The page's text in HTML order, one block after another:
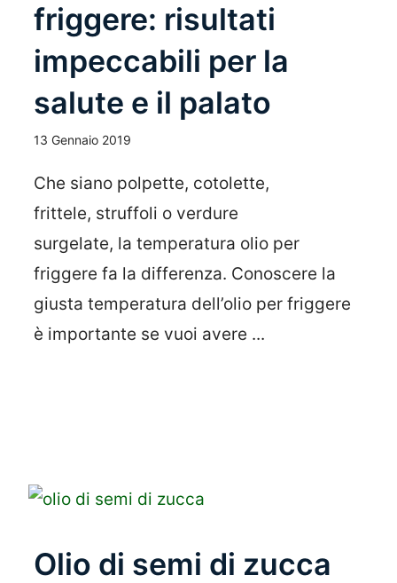
friggere: risultati
impeccabili per la
salute e il palato
13 Gennaio 2019
Che siano polpette, cotolette,
frittele, struffoli o verdure
surgelate, la temperatura olio per
friggere fa la differenza. Conoscere la
giusta temperatura dell’olio per friggere
è importante se vuoi avere ...
Olio di semi di zucca